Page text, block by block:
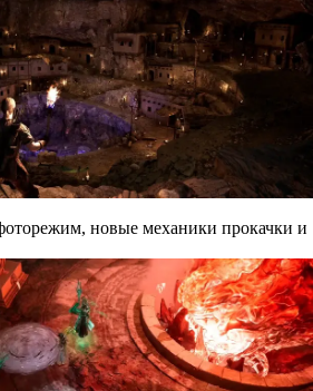
новые механики прокачки и